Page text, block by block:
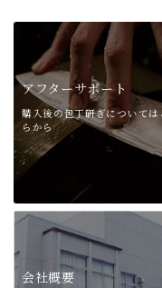
アフターサポート
購入後の包丁研ぎについては
らから
会社概要